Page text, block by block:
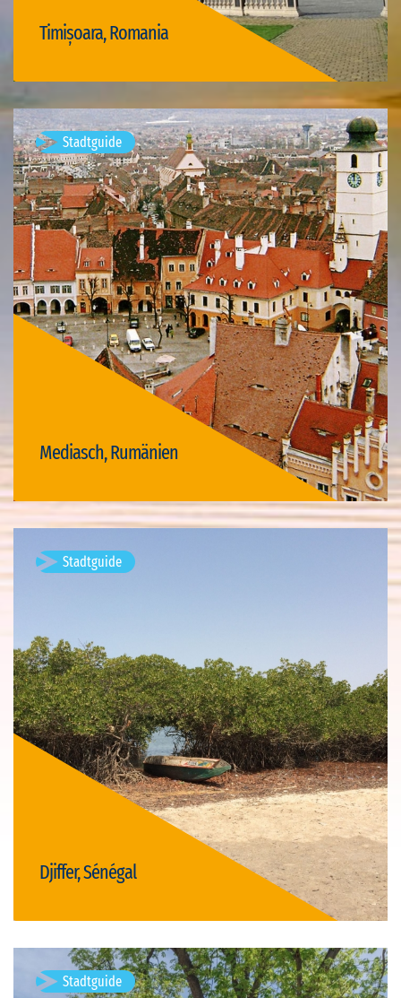
Timișoara, Romania
Visit Timișoara
Mediasch, Rumänien
Stadtguide Mediasch, Rumänien
Verfügbare Visits: 1
Visit Mediasch
Djiffer, Sénégal
Stadtguide
Visit Djiffer
Stadtguide Sighișoara, Romania